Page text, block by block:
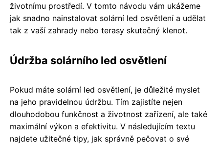
životnímu prostředí. V tomto návodu vám ukážeme
jak snadno nainstalovat solární led osvětlení a udělat
tak z vaší zahrady nebo terasy skutečný klenot.
Údržba solárního led osvětlení
Pokud máte solární led osvětlení, je důležité myslet
na jeho pravidelnou údržbu. Tím zajistíte nejen
dlouhodobou funkčnost a životnost zařízení, ale také
maximální výkon a efektivitu. V následujícím textu
najdete užitečné tipy, jak správně pečovat o své